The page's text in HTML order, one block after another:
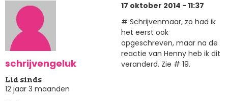
schrijvengeluk
Lid sinds
12 jaar 3 maanden
17 oktober 2014 - 11:37
# Schrijvenmaar, zo had ik
het eerst ook
opgeschreven, maar na de
reactie van Henny heb ik dit
veranderd. Zie # 19.